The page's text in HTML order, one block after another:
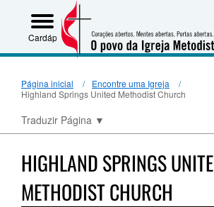
Cardápio
Página inicial
Encontre uma Igreja
Highland Springs United Methodist Church
Traduzir Página ▼
HIGHLAND SPRINGS
METHODIST CHURCH